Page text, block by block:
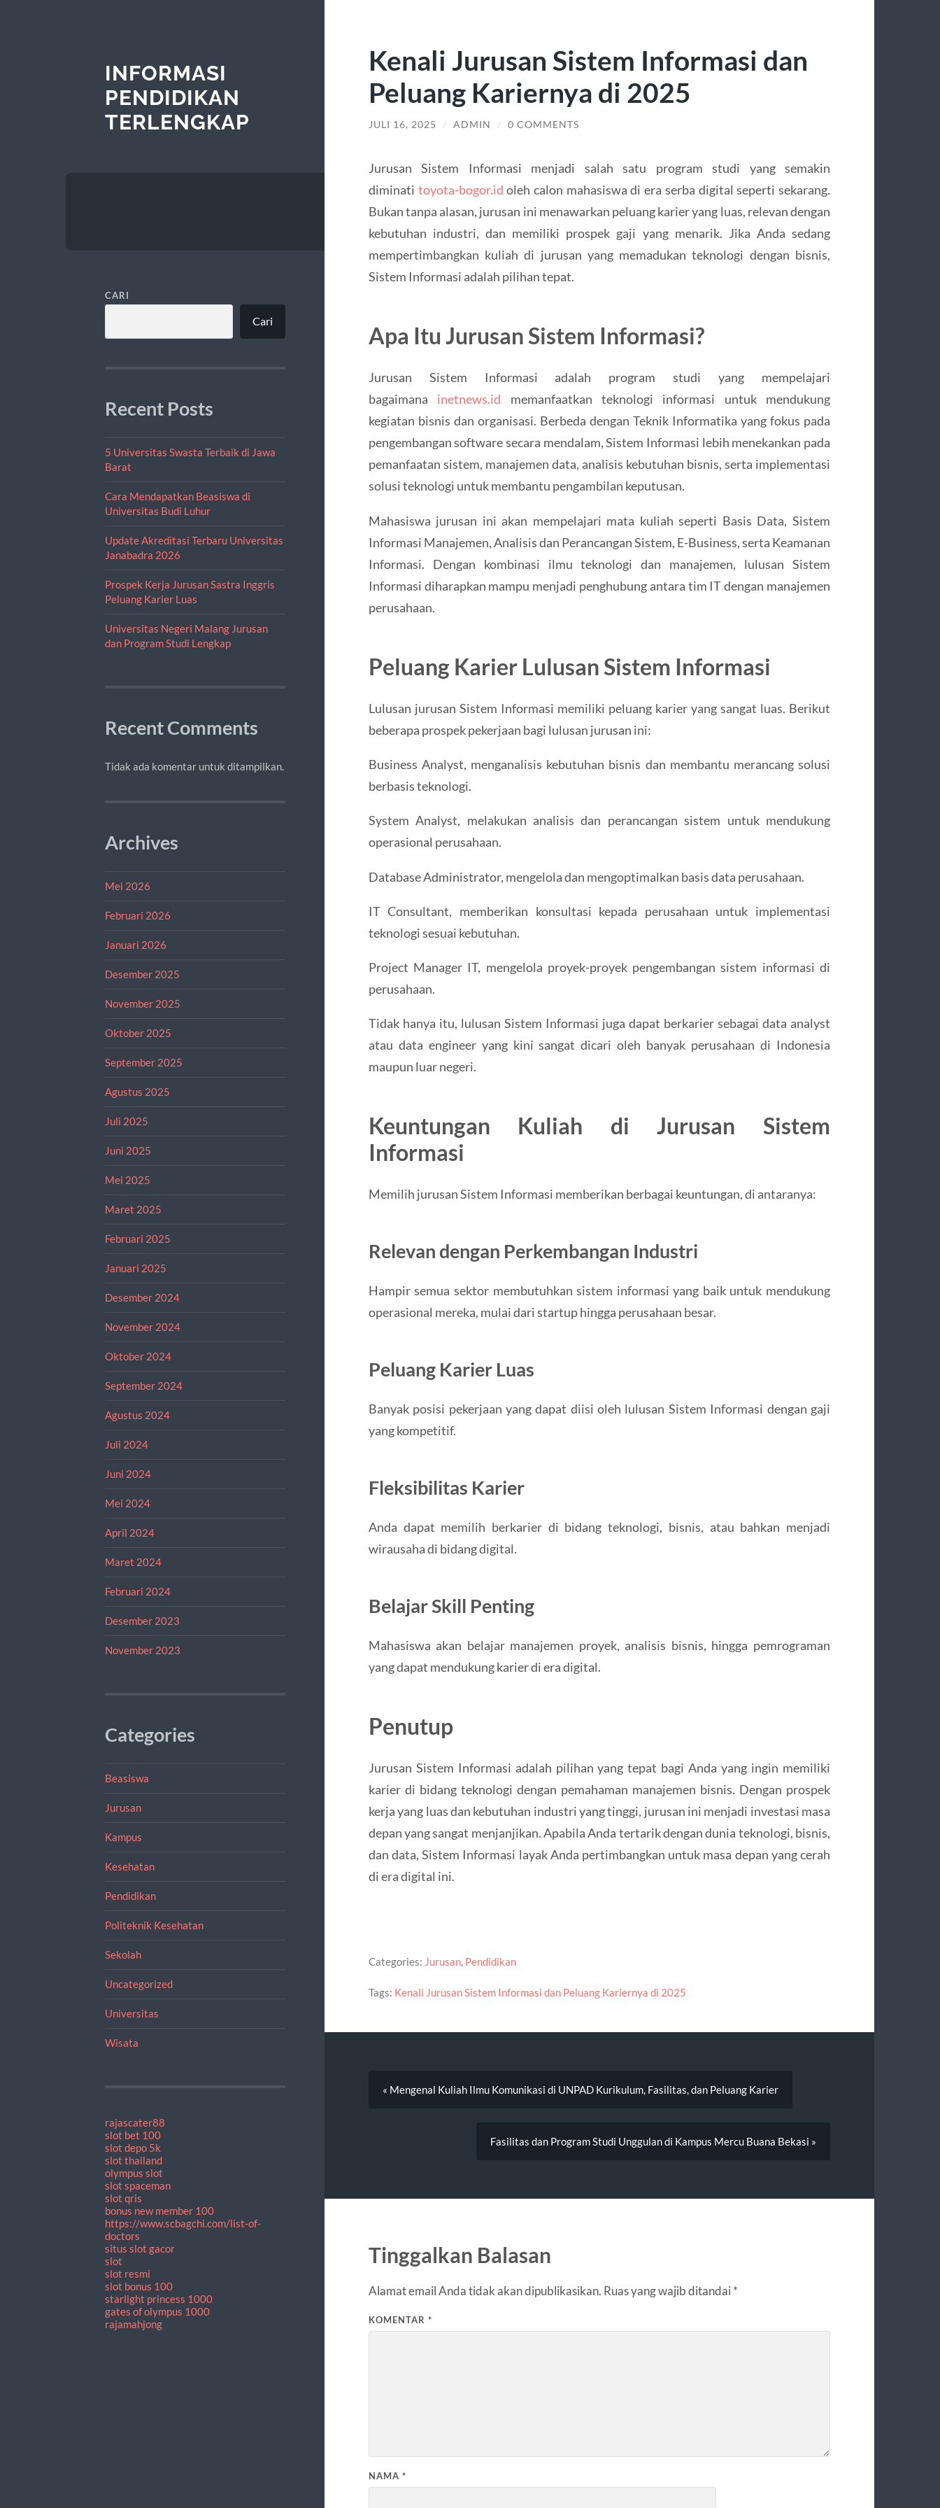
INFORMASI
PENDIDIKAN
TERLENGKAP
CARI
Cari
Recent Posts
5 Universitas Swasta Terbaik di Jawa
Barat
Cara Mendapatkan Beasiswa di
Universitas Budi Luhur
Update Akreditasi Terbaru Universitas
Janabadra 2026
Prospek Kerja Jurusan Sastra Inggris
Peluang Karier Luas
Universitas Negeri Malang Jurusan
dan Program Studi Lengkap
Recent Comments
Tidak ada komentar untuk ditampilkan.
Archives
Mei 2026
Februari 2026
Januari 2026
Desember 2025
November 2025
Oktober 2025
September 2025
Agustus 2025
Juli 2025
Juni 2025
Mei 2025
Maret 2025
Februari 2025
Januari 2025
Desember 2024
November 2024
Oktober 2024
September 2024
Agustus 2024
Juli 2024
Juni 2024
Mei 2024
April 2024
Maret 2024
Februari 2024
Desember 2023
November 2023
Categories
Beasiswa
Jurusan
Kampus
Kesehatan
Pendidikan
Politeknik Kesehatan
Sekolah
Uncategorized
Universitas
Wisata
rajascater88
slot bet 100
slot depo 5k
slot thailand
olympus slot
slot spaceman
slot qris
bonus new member 100
https://www.scbagchi.com/list-of-
doctors
situs slot gacor
slot
slot resmi
slot bonus 100
starlight princess 1000
gates of olympus 1000
rajamahjong
Kenali Jurusan Sistem Informasi dan
Peluang Kariernya di 2025
JULI 16, 2025 / ADMIN / 0 COMMENTS
Jurusan Sistem Informasi menjadi salah satu program studi yang semakin
diminati toyota-bogor.id oleh calon mahasiswa di era serba digital seperti sekarang.
Bukan tanpa alasan, jurusan ini menawarkan peluang karier yang luas, relevan dengan
kebutuhan industri, dan memiliki prospek gaji yang menarik. Jika Anda sedang
mempertimbangkan kuliah di jurusan yang memadukan teknologi dengan bisnis,
Sistem Informasi adalah pilihan tepat.
Apa Itu Jurusan Sistem Informasi?
Jurusan Sistem Informasi adalah program studi yang mempelajari
bagaimana inetnews.id memanfaatkan teknologi informasi untuk mendukung
kegiatan bisnis dan organisasi. Berbeda dengan Teknik Informatika yang fokus pada
pengembangan software secara mendalam, Sistem Informasi lebih menekankan pada
pemanfaatan sistem, manajemen data, analisis kebutuhan bisnis, serta implementasi
solusi teknologi untuk membantu pengambilan keputusan.
Mahasiswa jurusan ini akan mempelajari mata kuliah seperti Basis Data, Sistem
Informasi Manajemen, Analisis dan Perancangan Sistem, E-Business, serta Keamanan
Informasi. Dengan kombinasi ilmu teknologi dan manajemen, lulusan Sistem
Informasi diharapkan mampu menjadi penghubung antara tim IT dengan manajemen
perusahaan.
Peluang Karier Lulusan Sistem Informasi
Lulusan jurusan Sistem Informasi memiliki peluang karier yang sangat luas. Berikut
beberapa prospek pekerjaan bagi lulusan jurusan ini:
Business Analyst, menganalisis kebutuhan bisnis dan membantu merancang solusi
berbasis teknologi.
System Analyst, melakukan analisis dan perancangan sistem untuk mendukung
operasional perusahaan.
Database Administrator, mengelola dan mengoptimalkan basis data perusahaan.
IT Consultant, memberikan konsultasi kepada perusahaan untuk implementasi
teknologi sesuai kebutuhan.
Project Manager IT, mengelola proyek-proyek pengembangan sistem informasi di
perusahaan.
Tidak hanya itu, lulusan Sistem Informasi juga dapat berkarier sebagai data analyst
atau data engineer yang kini sangat dicari oleh banyak perusahaan di Indonesia
maupun luar negeri.
Keuntungan Kuliah di Jurusan Sistem
Informasi
Memilih jurusan Sistem Informasi memberikan berbagai keuntungan, di antaranya:
Relevan dengan Perkembangan Industri
Hampir semua sektor membutuhkan sistem informasi yang baik untuk mendukung
operasional mereka, mulai dari startup hingga perusahaan besar.
Peluang Karier Luas
Banyak posisi pekerjaan yang dapat diisi oleh lulusan Sistem Informasi dengan gaji
yang kompetitif.
Fleksibilitas Karier
Anda dapat memilih berkarier di bidang teknologi, bisnis, atau bahkan menjadi
wirausaha di bidang digital.
Belajar Skill Penting
Mahasiswa akan belajar manajemen proyek, analisis bisnis, hingga pemrograman
yang dapat mendukung karier di era digital.
Penutup
Jurusan Sistem Informasi adalah pilihan yang tepat bagi Anda yang ingin memiliki
karier di bidang teknologi dengan pemahaman manajemen bisnis. Dengan prospek
kerja yang luas dan kebutuhan industri yang tinggi, jurusan ini menjadi investasi masa
depan yang sangat menjanjikan. Apabila Anda tertarik dengan dunia teknologi, bisnis,
dan data, Sistem Informasi layak Anda pertimbangkan untuk masa depan yang cerah
di era digital ini.
Categories: Jurusan, Pendidikan
Tags: Kenali Jurusan Sistem Informasi dan Peluang Kariernya di 2025
« Mengenal Kuliah Ilmu Komunikasi di UNPAD Kurikulum, Fasilitas, dan Peluang Karier
Fasilitas dan Program Studi Unggulan di Kampus Mercu Buana Bekasi »
Tinggalkan Balasan
Alamat email Anda tidak akan dipublikasikan. Ruas yang wajib ditandai *
KOMENTAR *
NAMA *